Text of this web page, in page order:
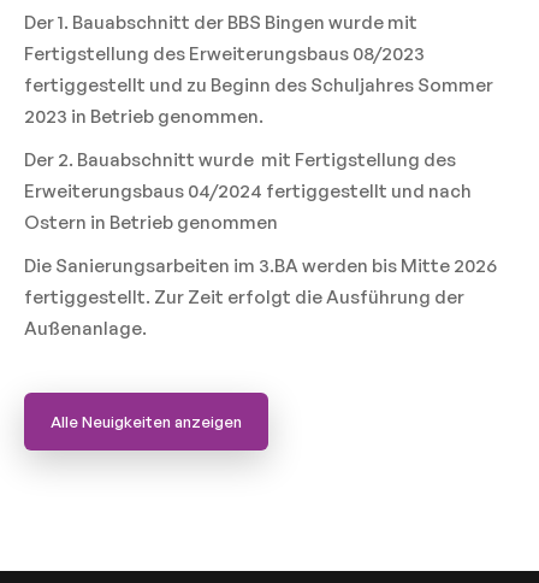
Der 1. Bauabschnitt der BBS Bingen wurde mit
Fertigstellung des Erweiterungsbaus 08/2023
fertiggestellt und zu Beginn des Schuljahres Sommer
2023 in Betrieb genommen.
Der 2. Bauabschnitt wurde mit Fertigstellung des
Erweiterungsbaus 04/2024 fertiggestellt und nach
Ostern in Betrieb genommen
Die Sanierungsarbeiten im 3.BA werden bis Mitte 2026
fertiggestellt. Zur Zeit erfolgt die Ausführung der
Außenanlage.
Alle Neuigkeiten anzeigen